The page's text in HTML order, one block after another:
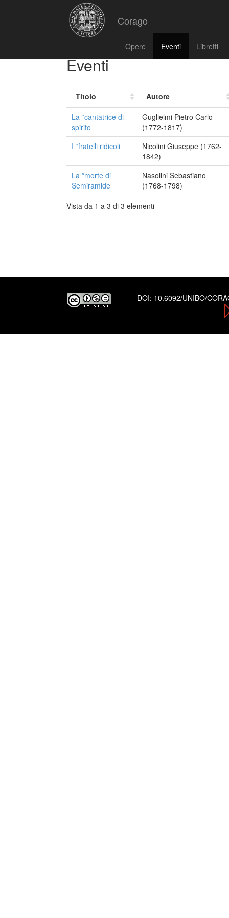
Corago
Opere Eventi Libretti
Eventi
Titolo
Autore
La *cantatrice di
spirito
Guglielmi Pietro Carlo
(1772-1817)
I *fratelli ridicoli
Nicolini Giuseppe (1762-
1842)
La *morte di
Semiramide
Nasolini Sebastiano
(1768-1798)
Vista da 1 a 3 di 3 elementi
DOI: 10.6092/UNIBO/